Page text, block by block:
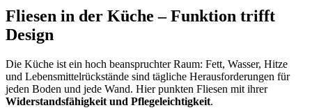
Fliesen in der Küche – Funktion trifft
Design
Die Küche ist ein hoch beanspruchter Raum: Fett, Wasser, Hitze
und Lebensmittelrückstände sind tägliche Herausforderungen für
jeden Boden und jede Wand. Hier punkten Fliesen mit ihrer
Widerstandsfähigkeit und Pflegeleichtigkeit.